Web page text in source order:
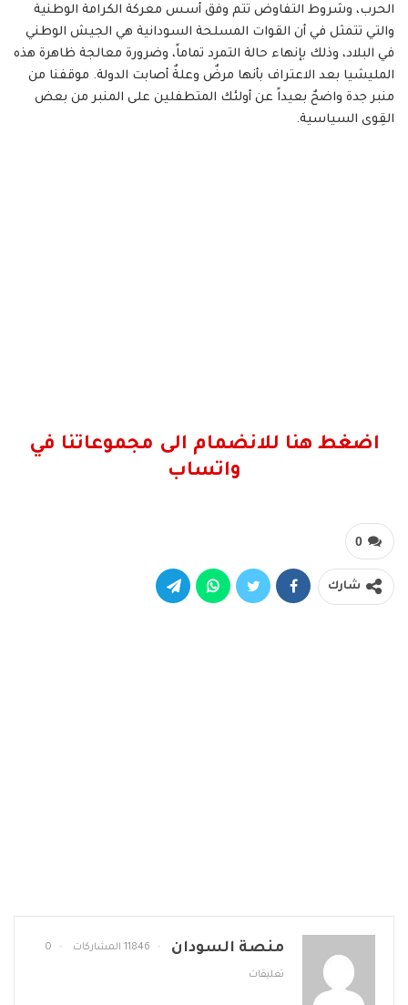
الحرب، وشروط التفاوض تتم وفق أسس معركة الكرامة الوطنية
والتي تتمثل في أن القوات المسلحة السودانية هي الجيش الوطني
في البلاد، وذلك بإنهاء حالة التمرد تماماً، وضرورة معالجة ظاهرة هذه
المليشيا بعد الاعتراف بأنها مرضٌ وعلةٌ أصابت الدولة. موقفنا من
منبر جدة واضحٌ بعيداً عن أولئك المتطفلين على المنبر من بعض
القِوى السياسية.
اضغط هنا للانضمام الى مجموعاتنا في
واتساب
0
شارك
منصة السودان 11846 المشاركات 0
تعليقات